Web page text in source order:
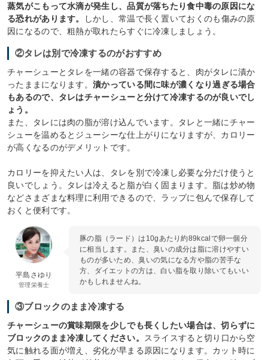
蒸気がこもって水滴が発生し、品質が落ちたり食中毒の原因にな
る恐れがあります。
しかし、常温で長く置いておくのも傷みの原
因になるので、粗熱が取れたらすぐに冷凍しましょう。
②タレは別で冷凍するのがおすすめ
チャーシューとタレを一緒の容器で保存すると、肉がタレに漬か
ったままになります。漬かっている間に味が濃くなり過ぎる場合
もあるので、タレはチャーシューと分けて冷凍するのが良いでし
ょう。
また、タレには肉の脂が溶け込んでいます。タレと一緒にチャー
シューを温めるとジューシーな仕上がりになりますが、カロリー
が高くなるのがデメリットです。
カロリーを抑えたい人は、タレを別で冷凍し必要な分だけ使うと
良いでしょう。タレは冷えると脂が白く固まります。脂は炒め物
などさまざまな料理に利用できるので、ラップに包んで保存して
おくと便利です。
平島さゆり
管理栄養士
豚の脂（ラード）は10gあたり約89kcalで卵一個分
に相当します。また、臭いの成分は脂に溶けやすい
ものが多いため、臭いの気になる方や脂の苦手な
方、ダイエットの方は、白い脂を取り除いてもいい
かもしれませんね。
③ブロックのまま冷凍する
チャーシューの賞味期限を少しでも長くしたい場合は、切らずに
ブロックのまま冷凍してください。 スライスすると切り口から空
気に触れる面が増え、劣化が早まる原因になります。カット時に